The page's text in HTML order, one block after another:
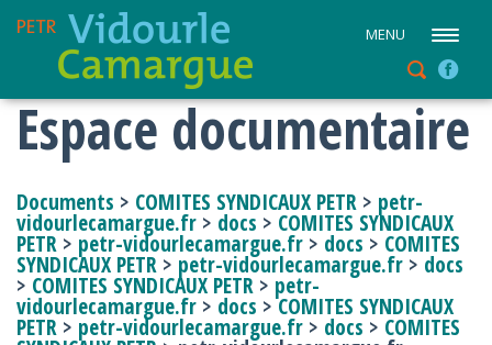
MENU
Espace documentaire
Documents > COMITES SYNDICAUX PETR > petr-
vidourlecamargue.fr > docs > COMITES SYNDICAUX
PETR > petr-vidourlecamargue.fr > docs > COMITES
SYNDICAUX PETR > petr-vidourlecamargue.fr > docs
> COMITES SYNDICAUX PETR > petr-
vidourlecamargue.fr > docs >COMITES SYNDICAUX
PETR > petr-vidourlecamargue.fr > docs > COMITES